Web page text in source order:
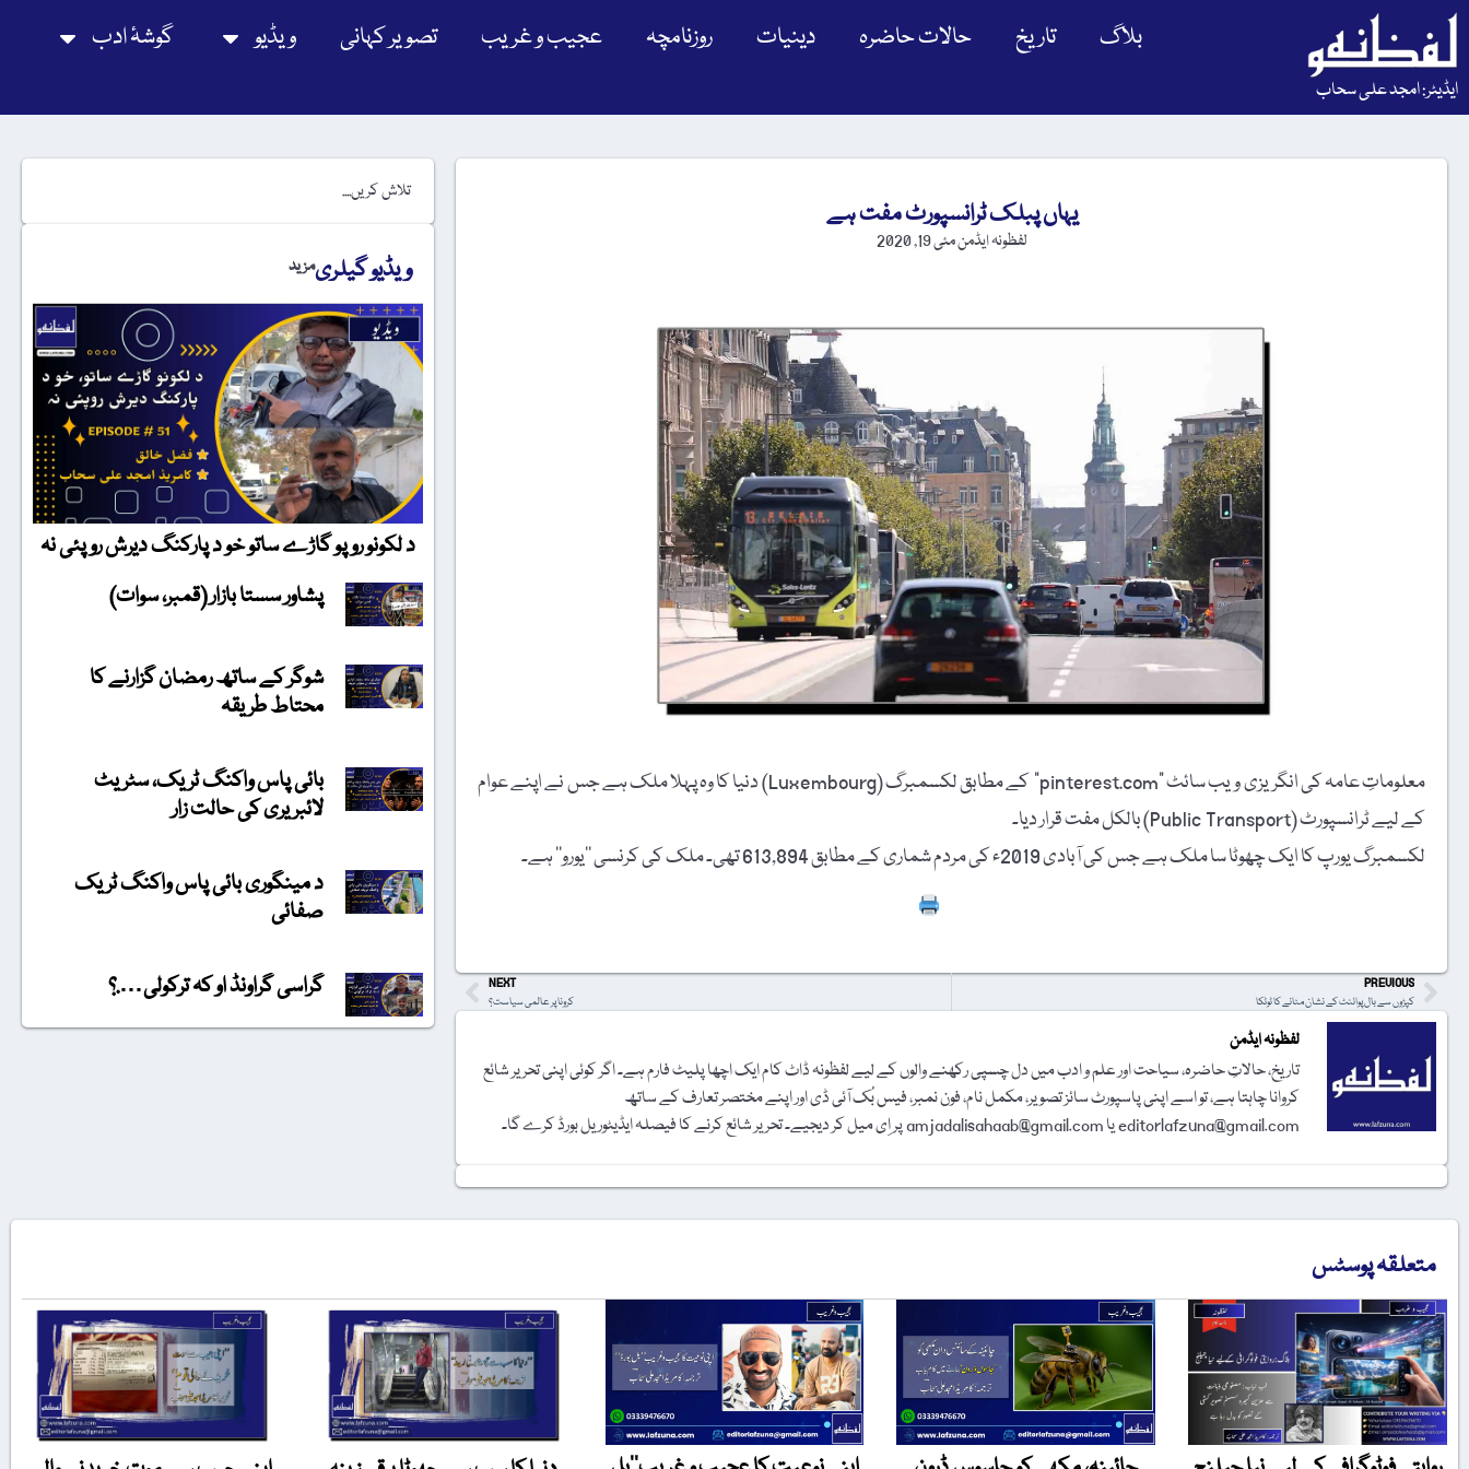
ایڈیٹر: امجد علی سحاب
بلاگ تاریخ حالات حاضرہ دینیات روزنامچہ عجیب و غریب تصویر کہانی ویڈیو گوشۂ ادب
یہاں پبلک ٹرانسپورٹ مفت ہے
لفظونہ ایڈمنمئی 19, 2020
معلوماتِ عامہ کی انگریزی ویب سائٹ "pinterest.com” کے مطابق لکسمبرگ (Luxembourg) دنیا کا وہ پہلا ملک ہے جس نے اپنے عوام
کے لیے ٹرانسپورٹ (Public Transport) بالکل مفت قرار دیا۔
لکسمبرگ یورپ کا ایک چھوٹا سا ملک ہے جس کی آبادی 2019ء کی مردم شماری کے مطابق 613,894 تھی۔ ملک کی کرنسی ’’یورو‘‘ ہے۔
PREVIOUS
کپڑوں سے بال پوائنٹ کے نشان مٹانے کا ٹوٹکا
NEXT
کرونا پر عالمی سیاست؟
لفظونہ ایڈمن
تاریخ، حالاتِ حاضرہ، سیاحت اور علم و ادب میں دل چسپی رکھنے والوں کے لیے لفظونہ ڈاٹ کام ایک اچھا پلیٹ فارم ہے۔ اگر کوئی اپنی تحریر شائع
کروانا چاہتا ہے، تو اسے اپنی پاسپورٹ سائز تصویر، مکمل نام، فون نمبر، فیس بُک آئی ڈی اور اپنے مختصر تعارف کے ساتھ
editorlafzuna@gmail.com یا amjadalisahaab@gmail.com پر اِی میل کر دیجیے۔ تحریر شائع کرنے کا فیصلہ ایڈیٹوریل بورڈ کرے گا۔
ویڈیو گیلریمزید
د لکونو روپو گاڑے ساتو خو د پارکنگ دیرش روپئی نہ
پشاور سستا بازار (قمبر، سوات)
شوگر کے ساتھ رمضان گزارنے کا
محتاط طریقہ
بائی پاس واکنگ ٹریک، سٹریٹ
لائبریری کی حالت زار
د مینگوری بائی پاس واکنگ ٹریک
صفائی
گراسی گراونڈ او کہ ترکولی….؟
متعلقہ پوسٹس